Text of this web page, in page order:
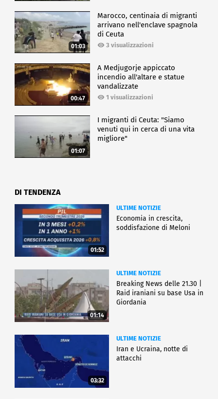
01:03
Marocco, centinaia di migranti
arrivano nell'enclave spagnola
di Ceuta
3 visualizzazioni
00:47
A Medjugorje appiccato
incendio all'altare e statue
vandalizzate
1 visualizzazioni
01:07
I migranti di Ceuta: "Siamo
venuti qui in cerca di una vita
migliore"
DI TENDENZA
01:52
ULTIME NOTIZIE
Economia in crescita,
soddisfazione di Meloni
01:14
ULTIME NOTIZIE
Breaking News delle 21.30 |
Raid iraniani su base Usa in
Giordania
03:32
ULTIME NOTIZIE
Iran e Ucraina, notte di
attacchi